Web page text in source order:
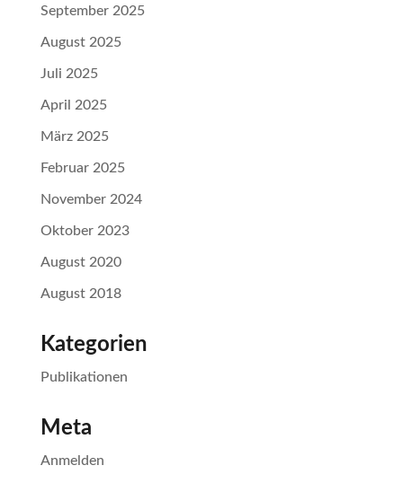
September 2025
August 2025
Juli 2025
April 2025
März 2025
Februar 2025
November 2024
Oktober 2023
August 2020
August 2018
Kategorien
Publikationen
Meta
Anmelden